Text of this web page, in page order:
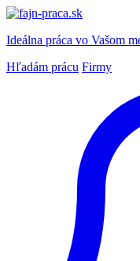
Ideálna práca vo Vašom
Hľadám prácu Firmy